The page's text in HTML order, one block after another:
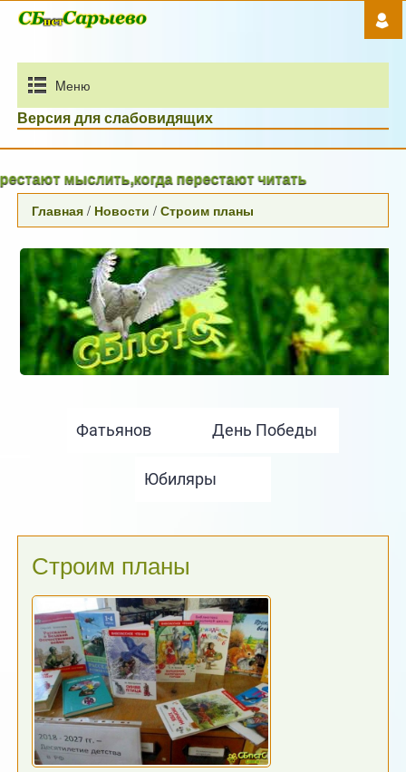
Mеню
Версия для слабовидящих
мыслить,когда перестают читать
Главная / Новости /Строим планы
Строим планы